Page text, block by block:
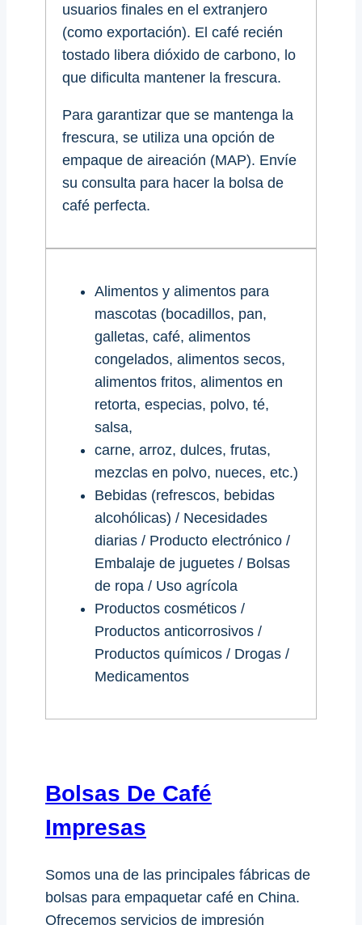
usuarios finales en el extranjero
(como exportación). El café recién
tostado libera dióxido de carbono, lo
que dificulta mantener la frescura.
Para garantizar que se mantenga la
frescura, se utiliza una opción de
empaque de aireación (MAP). Envíe
su consulta para hacer la bolsa de
café perfecta.
Alimentos y alimentos para
mascotas (bocadillos, pan,
galletas, café, alimentos
congelados, alimentos secos,
alimentos fritos, alimentos en
retorta, especias, polvo, té,
salsa,
carne, arroz, dulces, frutas,
mezclas en polvo, nueces, etc.)
Bebidas (refrescos, bebidas
alcohólicas) / Necesidades
diarias / Producto electrónico /
Embalaje de juguetes / Bolsas
de ropa / Uso agrícola
Productos cosméticos /
Productos anticorrosivos /
Productos químicos / Drogas /
Medicamentos
Bolsas De Café
Impresas
Somos una de las principales fábricas de
bolsas para empaquetar café en China.
Ofrecemos servicios de impresión